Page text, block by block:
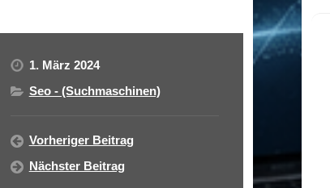
1. März 2024
Seo - (Suchmaschinen)
Vorheriger Beitrag
Nächster Beitrag